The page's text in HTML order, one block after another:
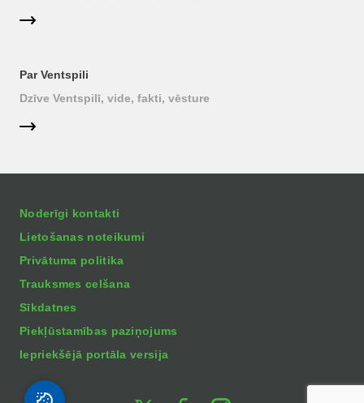
Par Ventspili
Dzīve Ventspilī, vide, fakti, vēsture
Noderīgi kontakti
Lietošanas noteikumi
Privātuma politika
Trauksmes celšana
Sīkdatnes
Piekļūstamības paziņojums
Iepriekšējā portāla versija